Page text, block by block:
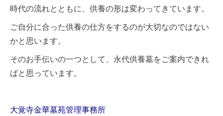
時代の流れとともに、供養の形は変わってきています。
ご自分に合った供養の仕方をするのが大切なのではない
かと思います。
そのお手伝いの一つとして、永代供養墓をご案内できれ
ばと思っています。
大覚寺金華墓苑管理事務所